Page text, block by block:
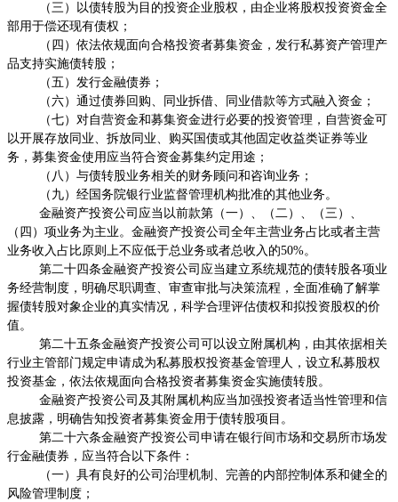
（三）以债转股为目的投资企业股权，由企业将股权投资资金全
部用于偿还现有债权；
（四）依法依规面向合格投资者募集资金，发行私募资产管理产
品支持实施债转股；
（五）发行金融债券；
（六）通过债券回购、同业拆借、同业借款等方式融入资金；
（七）对自营资金和募集资金进行必要的投资管理，自营资金可
以开展存放同业、拆放同业、购买国债或其他固定收益类证券等业
务，募集资金使用应当符合资金募集约定用途；
（八）与债转股业务相关的财务顾问和咨询业务；
（九）经国务院银行业监督管理机构批准的其他业务。
金融资产投资公司应当以前款第（一）、（二）、（三）、
（四）项业务为主业。金融资产投资公司全年主营业务占比或者主营
业务收入占比原则上不应低于总业务或者总收入的50%。
第二十四条金融资产投资公司应当建立系统规范的债转股各项业
务经营制度，明确尽职调查、审查审批与决策流程，全面准确了解掌
握债转股对象企业的真实情况，科学合理评估债权和拟投资股权的价
值。
第二十五条金融资产投资公司可以设立附属机构，由其依据相关
行业主管部门规定申请成为私募股权投资基金管理人，设立私募股权
投资基金，依法依规面向合格投资者募集资金实施债转股。
金融资产投资公司及其附属机构应当加强投资者适当性管理和信
息披露，明确告知投资者募集资金用于债转股项目。
第二十六条金融资产投资公司申请在银行间市场和交易所市场发
行金融债券，应当符合以下条件：
（一）具有良好的公司治理机制、完善的内部控制体系和健全的
风险管理制度；